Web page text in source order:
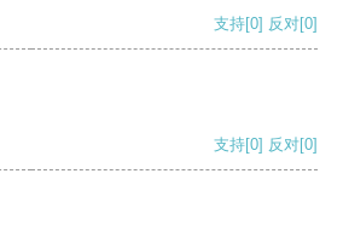
支持[0] 反对[0]
支持[0] 反对[0]